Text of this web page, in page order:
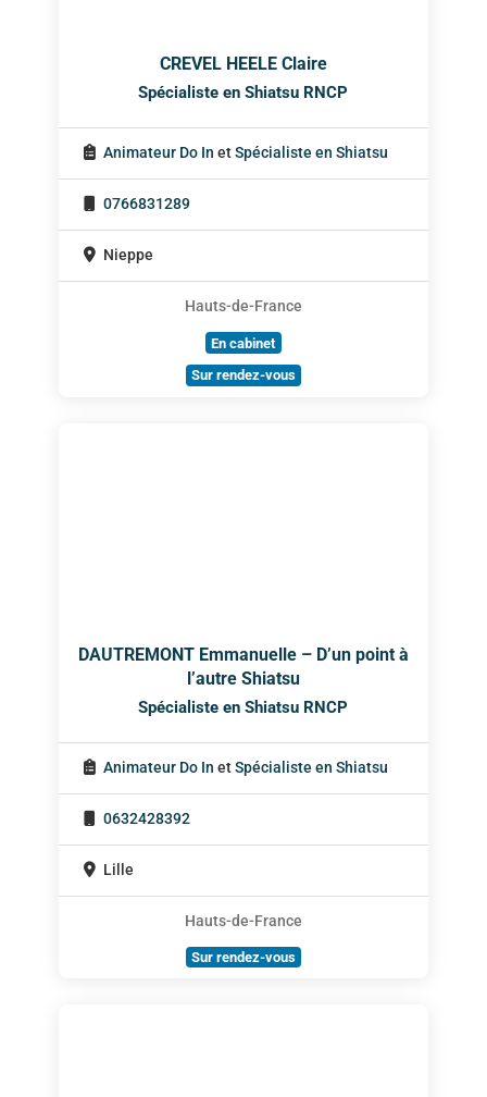
CREVEL HEELE Claire
Spécialiste en Shiatsu RNCP
Animateur Do In etSpécialiste en Shiatsu
0766831289
Nieppe
Hauts-de-France
En cabinet
Sur rendez-vous
DAUTREMONT Emmanuelle – D’un point à
l’autre Shiatsu
Spécialiste en Shiatsu RNCP
Animateur Do In etSpécialiste en Shiatsu
0632428392
Lille
Hauts-de-France
Sur rendez-vous